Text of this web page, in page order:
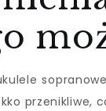
przenikliwe,